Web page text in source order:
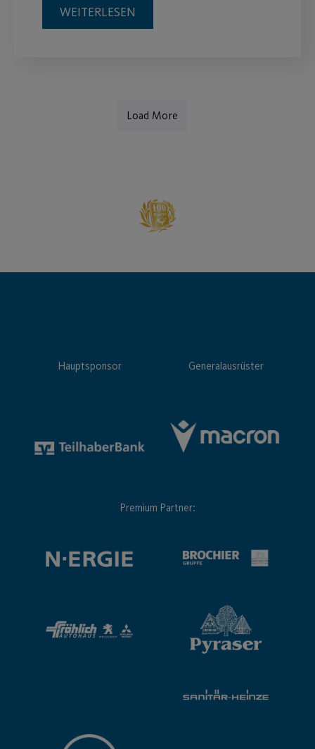
WEITERLESEN
Load More
Hauptsponsor Generalausrüster
Premium Partner: